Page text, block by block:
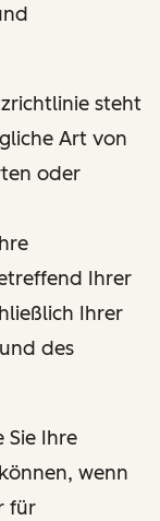
steht
Art von
oder
Ihrer
Ihrer
des
Sie Ihre
wenn
für